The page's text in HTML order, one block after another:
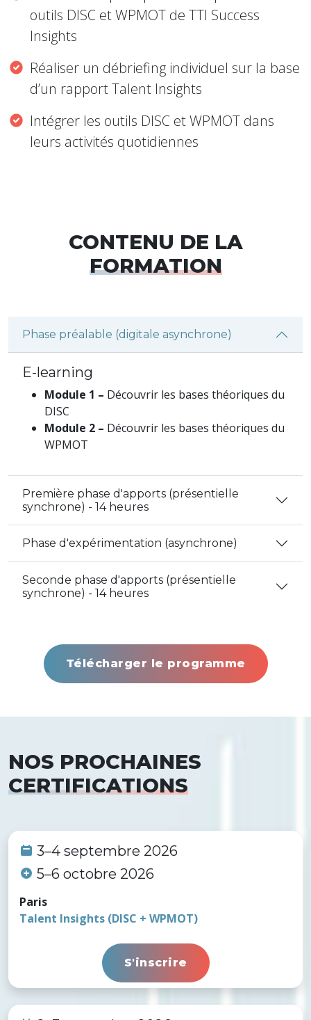
outils DISC et WPMOT de TTI Success
Insights
Réaliser un débriefing individuel sur la base
d’un rapport Talent Insights
Intégrer les outils DISC et WPMOT dans
leurs activités quotidiennes
CONTENU DE LA
FORMATION
Phase préalable (digitale asynchrone)
E-learning
Module 1 – Découvrir les bases théoriques du
DISC
Module 2 – Découvrir les bases théoriques du
WPMOT
Première phase d'apports (présentielle
synchrone) - 14 heures
Phase d'expérimentation (asynchrone)
Seconde phase d'apports (présentielle
synchrone) - 14 heures
Télécharger le programme
NOS PROCHAINES
CERTIFICATIONS
3–4 septembre 2026
5–6 octobre 2026
Paris
Talent Insights (DISC + WPMOT)
S'inscrire